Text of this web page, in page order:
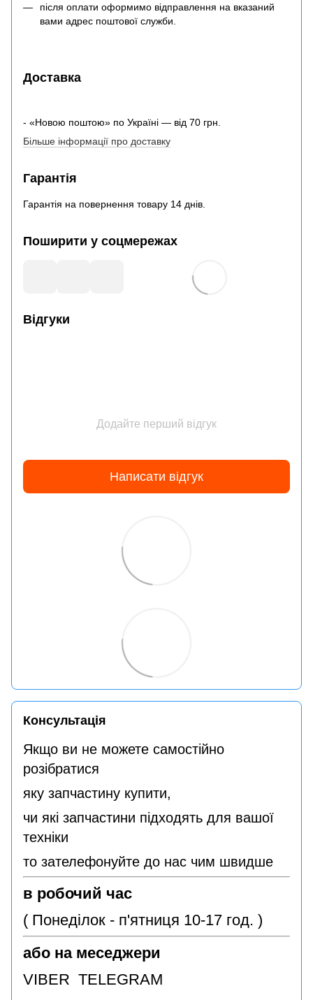
після оплати оформимо відправлення на вказаний
вами адрес поштової служби.
Доставка
- «Новою поштою» по Україні — від 70 грн.
Більше інформації про доставку
Гарантія
Гарантія на повернення товару 14 днів.
Поширити у соцмережах
Відгуки
Додайте перший відгук
Написати відгук
Консультація
Якщо ви не можете самостійно
розібратися
яку запчастину купити,
чи які запчастини підходять для вашої
техніки
то зателефонуйте до нас чим швидше
в робочий час
( Понеділок - п'ятниця 10-17 год. )
або на меседжери
VIBER TELEGRAM